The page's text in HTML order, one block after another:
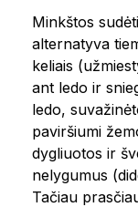
Minkštos
alternatyva
keliais
ant ledo ir
ledo,
paviršiumi
dygliuotos ir
nelygumus
Tačiau